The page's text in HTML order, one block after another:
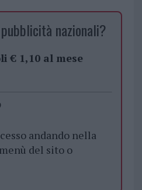
nazionali?
€ 1,10 al mese
andando nella
del sito o